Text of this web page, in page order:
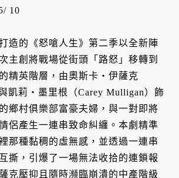
10
造的《怒嗆人生》第二季以全新陣
主創將戰場從街頭「路怒」移轉到
精英階層，由奧斯卡・伊薩克
與凱莉・墨里根（Carey Mulligan）飾
鄉村俱樂部富豪夫婦，與一對即將
侶產生一連串致命糾纏。本劇精準
那種黏稠的虛無感，並透過一連串
撕，引爆了一場無法收拾的連鎖報
克壓抑且隨時瀕臨崩潰的中產階級